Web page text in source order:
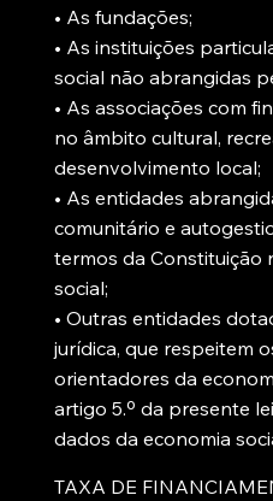
• As fundações;
• As instituições
social não abrangidas
• As associações com
no âmbito cultural,
desenvolvimento local;
• As entidades
comunitário e
termos da Constituição
social;
• Outras entidades
jurídica, que respeitem
orientadores da
artigo 5.º da presente
dados da economia
TAXA DE